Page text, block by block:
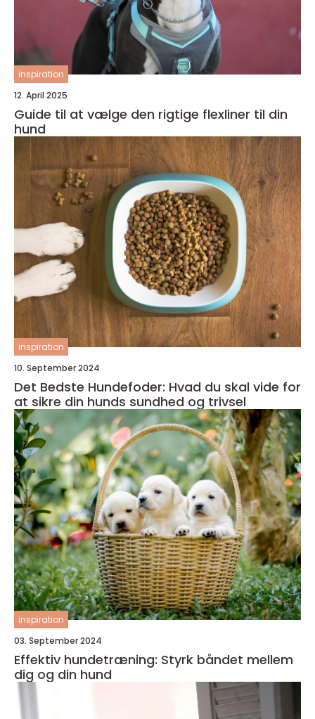
inspiration
12. April 2025
Guide til at vælge den rigtige flexliner til din
hund
inspiration
10. September 2024
Det Bedste Hundefoder: Hvad du skal vide for
at sikre din hunds sundhed og trivsel
inspiration
03. September 2024
Effektiv hundetræning: Styrk båndet mellem
dig og din hund